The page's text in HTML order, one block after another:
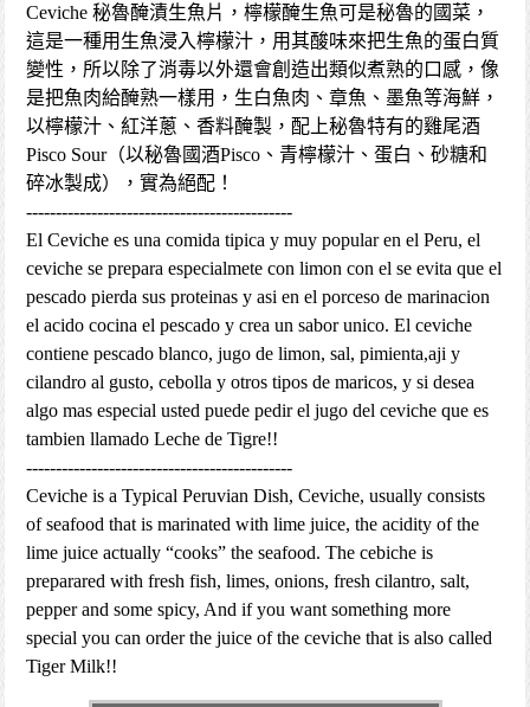
Ceviche 秘魯醃漬生魚片，檸檬醃生魚可是秘魯的國菜，
這是一種用生魚浸入檸檬汁，用其酸味來把生魚的蛋白質
變性，所以除了消毒以外還會創造出類似煮熟的口感，像
是把魚肉給醃熟一樣用，生白魚肉、章魚、墨魚等海鮮，
以檸檬汁、紅洋蔥、香料醃製，配上秘魯特有的雞尾酒
Pisco Sour（以秘魯國酒Pisco、青檸檬汁、蛋白、砂糖和
碎冰製成），實為絕配！
---------------------------------------------
El Ceviche es una comida tipica y muy popular en el Peru, el
ceviche se prepara especialmete con limon con el se evita que el
pescado pierda sus proteinas y asi en el porceso de marinacion
el acido cocina el pescado y crea un sabor unico. El ceviche
contiene pescado blanco, jugo de limon, sal, pimienta,aji y
cilandro al gusto, cebolla y otros tipos de maricos, y si desea
algo mas especial usted puede pedir el jugo del ceviche que es
tambien llamado Leche de Tigre!!
---------------------------------------------
Ceviche is a Typical Peruvian Dish, Ceviche, usually consists
of seafood that is marinated with lime juice, the acidity of the
lime juice actually “cooks” the seafood. The cebiche is
preparared with fresh fish, limes, onions, fresh cilantro, salt,
pepper and some spicy, And if you want something more
special you can order the juice of the ceviche that is also called
Tiger Milk!!